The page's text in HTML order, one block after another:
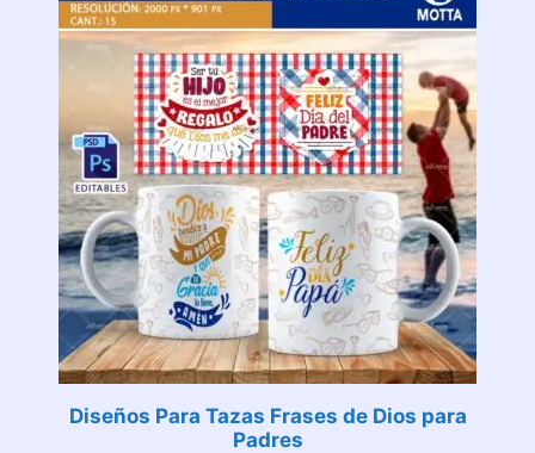
Diseños Para Tazas Frases de Dios para
Padres